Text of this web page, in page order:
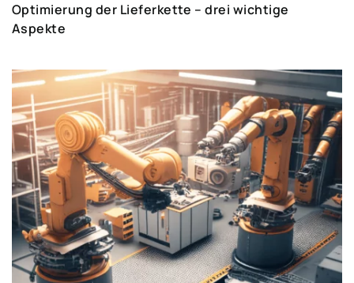
Optimierung der Lieferkette – drei wichtige
Aspekte